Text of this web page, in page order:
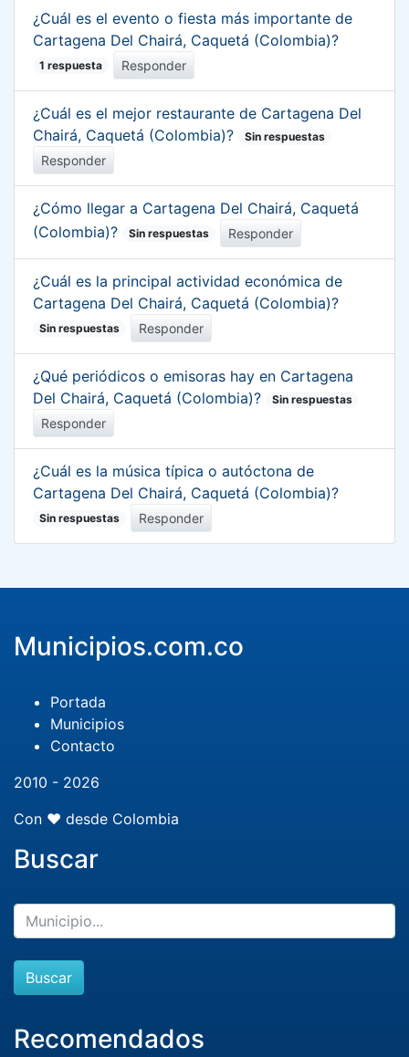
¿Cuál es el evento o fiesta más importante de
Cartagena Del Chairá, Caquetá (Colombia)?
1 respuesta Responder
¿Cuál es el mejor restaurante de Cartagena Del
Chairá, Caquetá (Colombia)?
Sin respuestas
Responder
¿Cómo llegar a Cartagena Del Chairá, Caquetá
(Colombia)?
Sin respuestas Responder
¿Cuál es la principal actividad económica de
Cartagena Del Chairá, Caquetá (Colombia)?
Sin respuestas Responder
¿Qué periódicos o emisoras hay en Cartagena
Del Chairá, Caquetá (Colombia)?
Sin respuestas
Responder
¿Cuál es la música típica o autóctona de
Cartagena Del Chairá, Caquetá (Colombia)?
Sin respuestas Responder
Municipios.com.co
Portada
Municipios
Contacto
2010 - 2026
Con ❤️ desde Colombia
Buscar
Buscar
Recomendados